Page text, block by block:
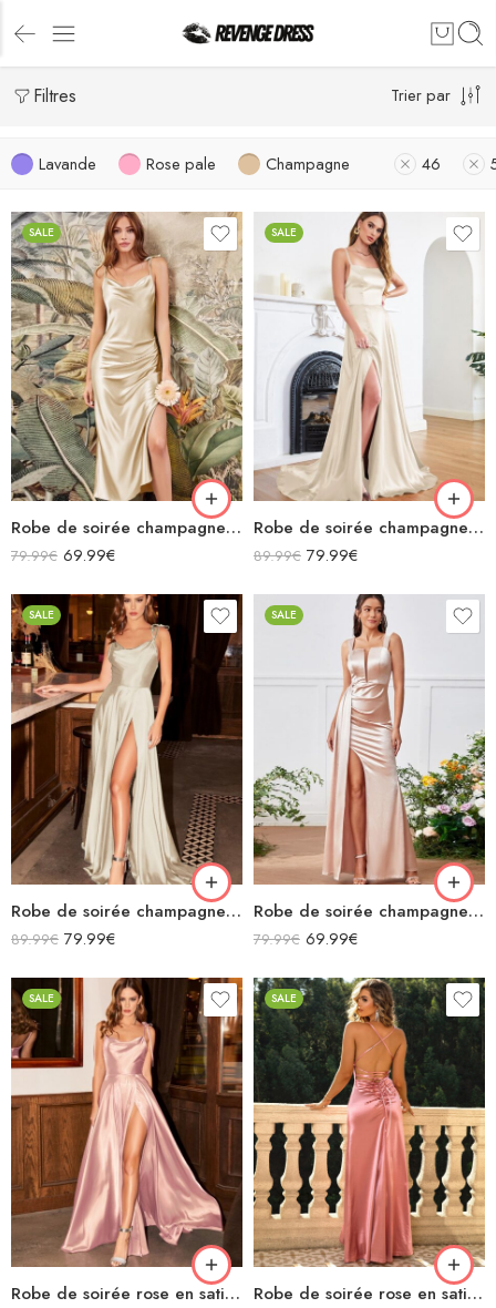
Filtres Trier par
Lavande Rose pale Champagne 46
SALE
Robe de soirée champagne en satin col bénitier mi longue fendue à bretelles sans manches
79.99€ 69.99€
SALE
Robe de soirée champagne en satin décolleté carré longue fendue sirène
89.99€ 79.99€
SALE
Robe de soirée champagne en satin fluide col bénitier bretelles longue fendue
89.99€ 79.99€
SALE
Robe de soirée champagne en satin longue fendue à bretelles
79.99€ 69.99€
SALE
Robe de soirée rose en satin fluide col bénitier bretelles longue fendue
SALE
Robe de soirée rose en satin longue fendue col bénitier bretelles spaghettis croisées dans le dos avec lacets